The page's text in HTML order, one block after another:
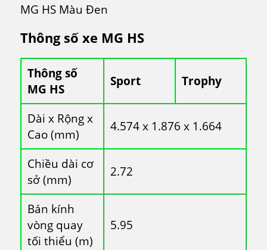
MG HS Màu Đen
Thông số xe MG HS
Thông số
MG HS
Sport Trophy
Dài x Rộng x
Cao (mm)
4.574 x 1.876 x 1.664
Chiều dài cơ
sở (mm)
2.72
Bán kính
vòng quay
tối thiểu (m)
5.95